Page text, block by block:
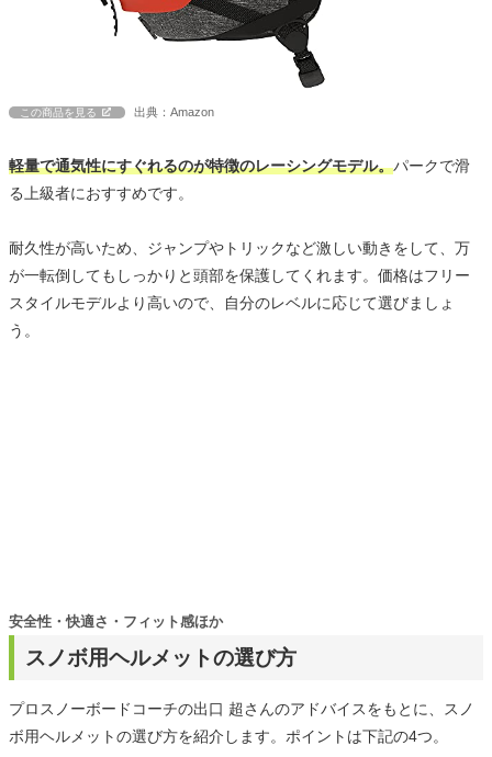
この商品を見る 出典：Amazon
軽量で通気性にすぐれるのが特徴のレーシングモデル。パークで滑
る上級者におすすめです。
耐久性が高いため、ジャンプやトリックなど激しい動きをして、万
が一転倒してもしっかりと頭部を保護してくれます。価格はフリー
スタイルモデルより高いので、自分のレベルに応じて選びましょ
う。
スノボ用ヘルメットの選び方
安全性・快適さ・フィット感ほか
プロスノーボードコーチの出口 超さんのアドバイスをもとに、スノ
ボ用ヘルメットの選び方を紹介します。ポイントは下記の4つ。